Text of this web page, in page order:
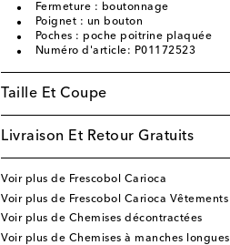
Fermeture : boutonnage
Poignet : un bouton
Poches : poche poitrine plaquée
Numéro d'article: P01172523
Taille Et Coupe
Livraison Et Retour Gratuits
Voir plus de Frescobol Carioca
Voir plus de Frescobol Carioca Vêtements
Voir plus de Chemises décontractées
Voir plus de Chemises à manches longues